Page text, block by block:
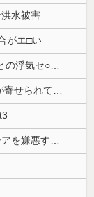
水被害
がエ□い
【ガチ】 幼稚園の20代美女先生、園児のパパとの浮気セ○クス動画が流出して終わる
【速報】 熊本県知事「報道に強い不満・苦情が寄せられている」→TBSの報道特集がまさにそれな件
【悲報】ロシア報道官「広島市長は毎年、ロシアを嫌悪する『偽りの呪文』を繰り返し、日本人をゾンビ化させている」と主張